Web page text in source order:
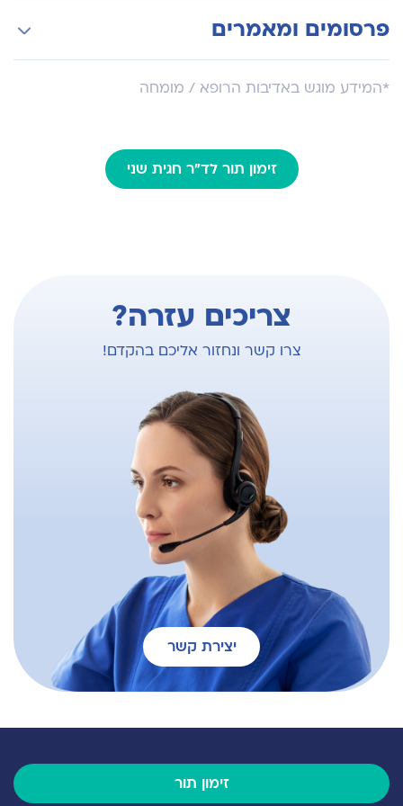
הוראת סטודנטים ליעוץ גנטי, אוניברסיטת תל אביב.
הוראה בקורס לאמבריולוגיה. המכללה האקדמית,
Gynecology
American College of Genetics and Genomics -
פרסומים ומאמרים
mechanism for early cell engraftment. Cell
Transplant
BOOK CHAPTERS
anomalies Fetal Cardiology. Editors: Simcha
Yagel, Norman H. Silverman and Ulrich
Gembruch. 2019
1. Shani H, Tsiperson V, Shoshani G, Veitzman
E, Neufeld G and Baruch Y. VEGF effect over
transplanted hepatocytes engraftment in rats.
The 37nd Annual Meeting of the European
Association for the Study of the Liver (EASL)
Madrid, Spain. April 10. 2002 (poster
presentation).
2. Shani H, Sivan E, Cassif E, Shiff E and
Simchen JM. Maternal hypercalcemia as a
possible cause of unexplained fetal
polyhydramnion: A case series. 28th Annual
Meeting of the Society for Maternal-Fetal
Medicine Dallas, Texas. January 28 -February 2,
2008 (poster presentation).
Sivan E and Simchen JM. Peripartum
29th Annual Meeting of the Society for
Maternal-Fetal Medicine San-Diego, California.
*המידע מוגש באדיבות הרופא / מומחה
זימון תור לד"ר חגית שני
צריכים עזרה?
צרו קשר ונחזור אליכם בהקדם!
יצירת קשר
זימון תור